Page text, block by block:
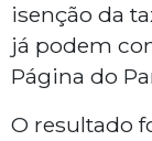
isenção da
já podem
Página do
O resultado